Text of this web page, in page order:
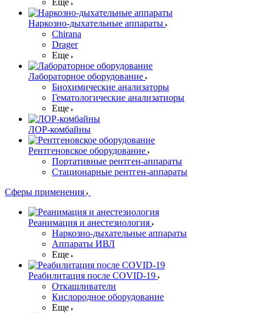
Еще
Наркозно-дыхательные аппараты
Chirana
Drager
Еще
Лабораторное оборудование
Биохимические анализаторы
Гематологические анализатиоры
Еще
ЛОР-комбайны
Рентгеновское оборудование
Портативные рентген-аппараты
Стационарные рентген-аппараты
Сферы применения
Реанимация и анестезиология
Наркозно-дыхательные аппараты
Аппараты ИВЛ
Еще
Реабилитация после COVID-19
Откашливатели
Кислородное оборудование
Еще